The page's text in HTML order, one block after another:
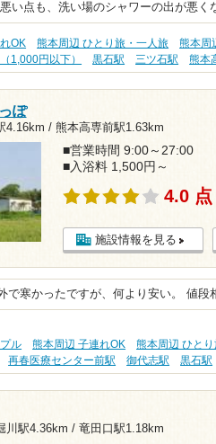
い点も、洗い場のシャワーの出が悪
OK 熊本周辺 ひとり旅・一人旅
熊本周
1,000円以下）
黒石駅 三ツ石駅 熊本
ぽ
4.16km / 熊本高専前駅1.63km
■営業時間 9:00～27:00
■入浴料 1,500円～
4.0 点
施設情報を見る
で寒かったですが、何より安い。 値段
ル 熊本周辺 子連れOK 熊本周辺 ひと
再春医療センター前駅 御代志駅 黒石駅
川駅4.36km / 竜田口駅1.18km